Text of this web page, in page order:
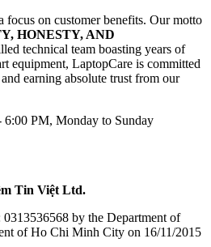
focus on customer benefits. Our motto
HONESTY, AND
technical team boasting years of
equipment, LaptopCare is committed
earning absolute trust from our
PM, Monday to Sunday
Tin Việt Ltd.
0313536568 by the Department of
of Ho Chi Minh City on 16/11/2015